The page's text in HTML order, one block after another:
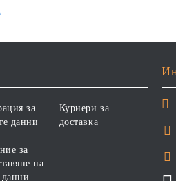
за
данни
за
на
Куриери за
доставка